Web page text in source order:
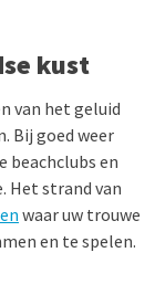
kust
van het geluid
Bij goed weer
beachclubs en
Het strand van
waar uw trouwe
en te spelen.